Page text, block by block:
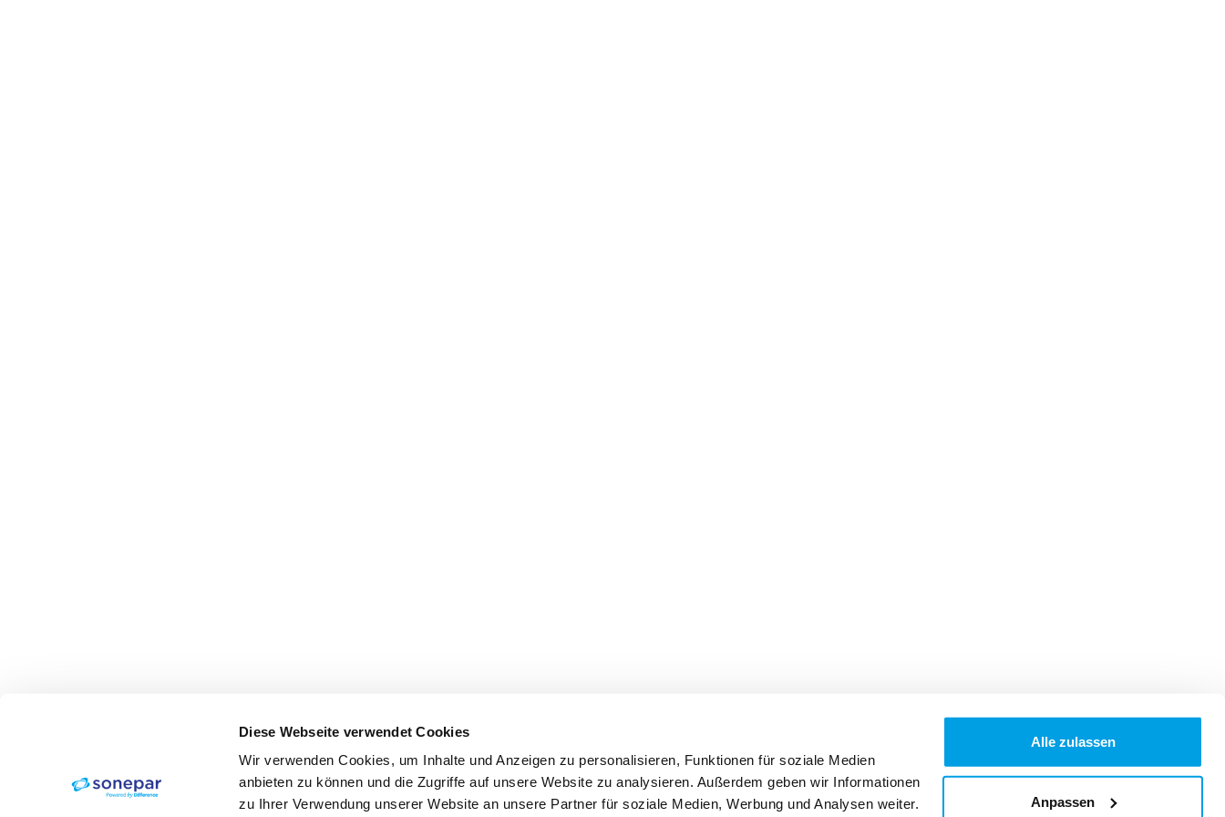
Diese Webseite verwendet Cookies
Wir verwenden Cookies, um Inhalte und Anzeigen zu personalisieren, Funktionen für soziale Medien
anbieten zu können und die Zugriffe auf unsere Website zu analysieren. Außerdem geben wir Informationen
zu Ihrer Verwendung unserer Website an unsere Partner für soziale Medien, Werbung und Analysen weiter.
Alle zulassen
Anpassen